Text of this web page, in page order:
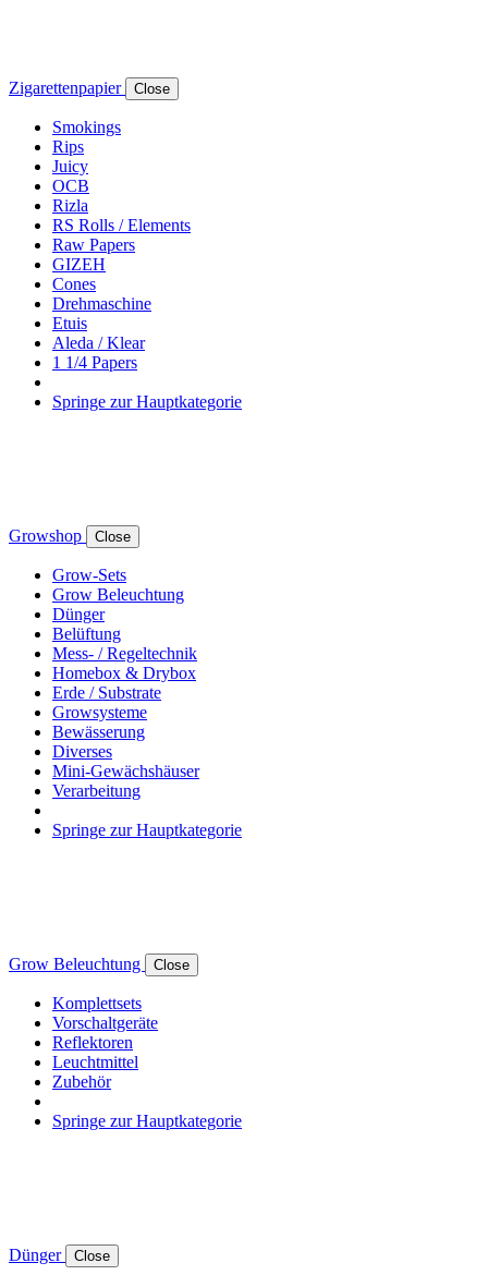
Zigarettenpapier Close
Smokings
Rips
Juicy
OCB
Rizla
RS Rolls / Elements
Raw Papers
GIZEH
Cones
Drehmaschine
Etuis
Aleda / Klear
1 1/4 Papers
Springe zur Hauptkategorie
Growshop Close
Grow-Sets
Grow Beleuchtung
Dünger
Belüftung
Mess- / Regeltechnik
Homebox & Drybox
Erde / Substrate
Growsysteme
Bewässerung
Diverses
Mini-Gewächshäuser
Verarbeitung
Springe zur Hauptkategorie
Grow Beleuchtung Close
Komplettsets
Vorschaltgeräte
Reflektoren
Leuchtmittel
Zubehör
Springe zur Hauptkategorie
Dünger Close